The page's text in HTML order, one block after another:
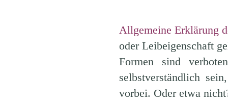
Allgemeine Erklärung
oder Leibeigenschaft
Formen sind
selbstverständlich
vorbei. Oder etwa